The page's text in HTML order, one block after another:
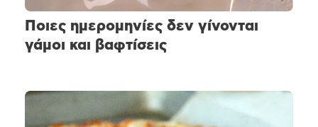
Ποιες ημερομηνίες δεν γίνονται
γάμοι και βαφτίσεις